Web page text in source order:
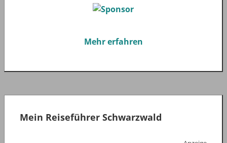
Mehr erfahren
Mein Reiseführer Schwarzwald